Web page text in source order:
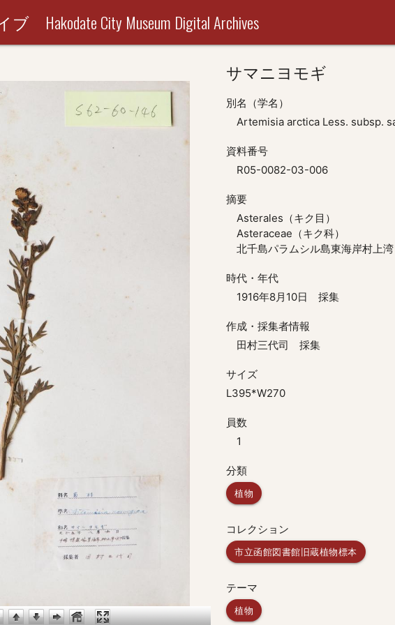
City Museum Digital Archives
サマニヨモギ
別名（学名）
Artemisia arctica Less. subsp.
資料番号
R05-0082-03-006
摘要
Asterales（キク目）
Asteraceae（キク科）
北千島パラムシル島東海岸村上
時代・年代
1916年8月10日 採集
作成・採集者情報
田村三代司 採集
サイズ
L395*W270
員数
1
分類
植物
コレクション
市立函館図書館旧蔵植物標本
テーマ
植物